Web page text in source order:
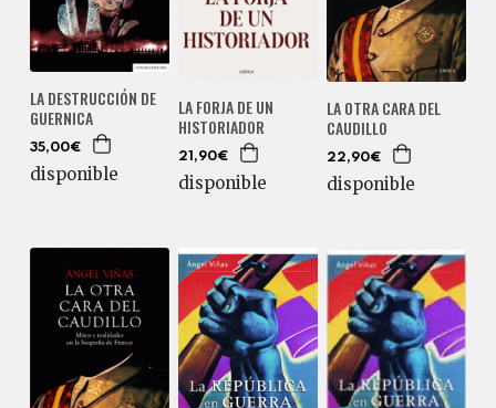
LA DESTRUCCIÓN DE
GUERNICA
35,00€
disponible
LA FORJA DE UN
HISTORIADOR
21,90€
disponible
LA OTRA CARA DEL
CAUDILLO
22,90€
disponible